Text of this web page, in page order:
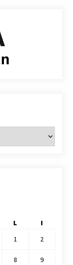
L
I
1
2
8 9